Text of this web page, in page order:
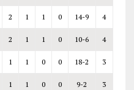
2 1 1 0 14-9 4
2 1 1 0 10-6 4
1 1 0 0 18-2 3
1 1 0 0 9-2 3